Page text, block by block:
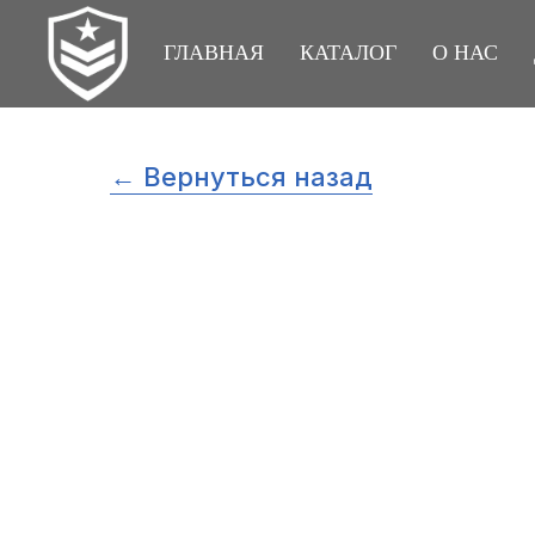
ГЛАВНАЯ КАТАЛОГ О НАС
← Вернуться назад